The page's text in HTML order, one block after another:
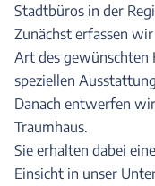
Stadtbüros in der
Zunächst erfassen
Art des gewünschten
speziellen
Danach entwerfen
Traumhaus.
Sie erhalten dabei
Einsicht in unser